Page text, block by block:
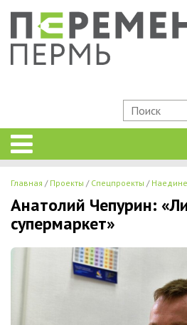
Главная Проекты Спецпроекты
Анатолий Чепурин:
супермаркет»